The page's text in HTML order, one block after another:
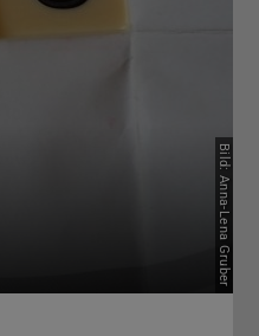
Bild: Anna-Lena Gruber